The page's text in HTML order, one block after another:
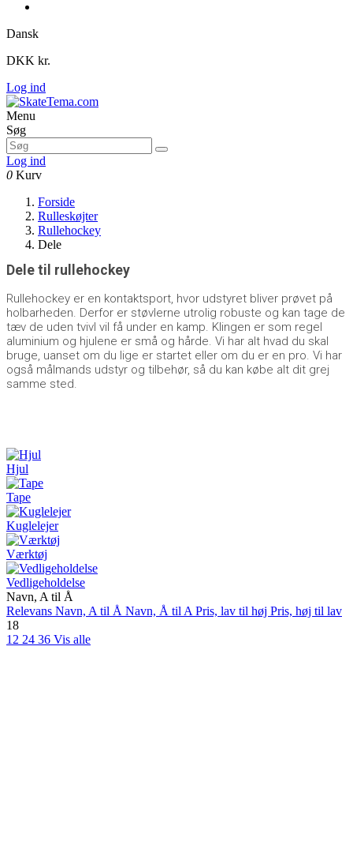
Dansk
DKK kr.
Log ind
Menu
Søg
Log ind
0 Kurv
Forside
Rulleskøjter
Rullehockey
Dele
Dele til rullehockey
Rullehockey er en kontaktsport, hvor udstyret bliver prøvet på
holbarheden. Derfor er støvlerne utrolig robuste og kan tage de
tæv de uden tvivl vil få under en kamp. Klingen er som regel
aluminium og hjulene er små og hårde. Vi har alt hvad du skal
bruge, uanset om du lige er startet eller om du er en pro. Vi har
også målmands udstyr og tilbehør, så du kan købe alt dit grej
samme sted.
Hjul
Tape
Kuglelejer
Værktøj
Vedligeholdelse
Navn, A til Å
Relevans Navn, A til Å Navn, Å til A Pris, lav til høj Pris, høj til lav
18
12 24 36 Vis alle